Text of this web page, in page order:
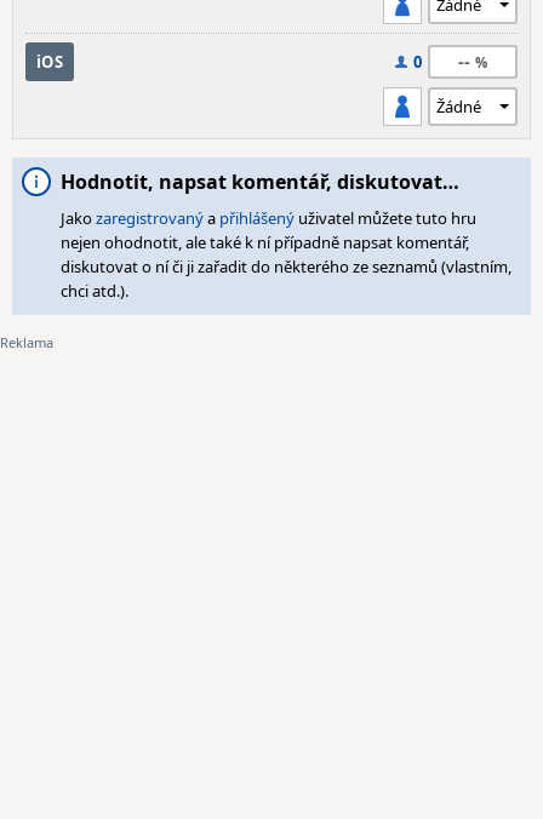
iOS 0 --
Hodnotit, napsat komentář, diskutovat…
Jakozaregistrovanýa přihlášený uživatel můžete tuto hru
nejen ohodnotit, ale také k ní případně napsat komentář,
diskutovat o ní či ji zařadit do některého ze seznamů (vlastním,
chci atd.).